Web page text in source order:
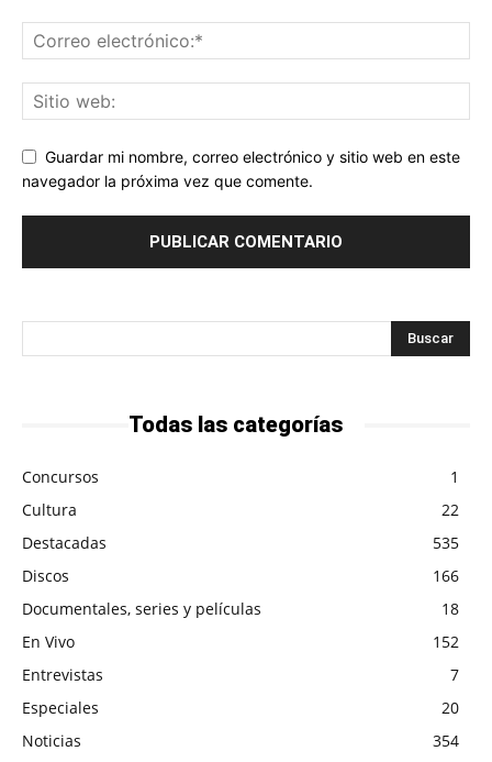
Guardar mi nombre, correo electrónico y sitio web en este
navegador la próxima vez que comente.
Todas las categorías
Concursos
1
Cultura
22
Destacadas
535
Discos
166
Documentales, series y películas
18
En Vivo
152
Entrevistas
7
Especiales
20
Noticias
354